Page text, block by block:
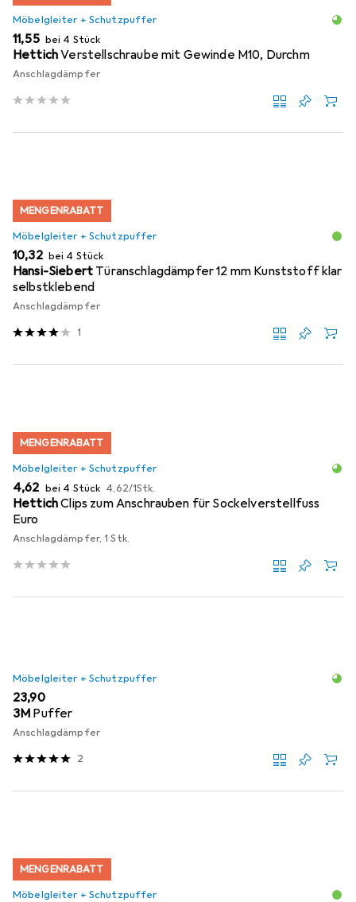
Möbelgleiter + Schutzpuffer
EUR
11,55 bei 4 Stück
HettichVerstellschraube mit Gewinde M10, Durchm
Anschlagdämpfer
MENGENRABATT
Möbelgleiter + Schutzpuffer
EUR
10,32 bei 4 Stück
Hansi-Siebert Türanschlagdämpfer 12 mm Kunststoff klar
selbstklebend
Anschlagdämpfer
1
MENGENRABATT
Möbelgleiter + Schutzpuffer
EUR
4,62 bei 4 Stück EUR
4,62/1Stk.
HettichClips zum Anschrauben für Sockelverstellfuss
Euro
Anschlagdämpfer, 1 Stk.
Möbelgleiter + Schutzpuffer
EUR
23,90
3M Puffer
Anschlagdämpfer
2
MENGENRABATT
Möbelgleiter + Schutzpuffer